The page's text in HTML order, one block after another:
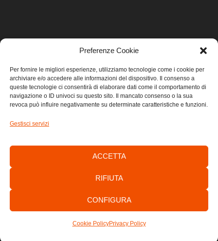
Preferenze Cookie
Per fornire le migliori esperienze, utilizziamo tecnologie come i cookie per
archiviare e/o accedere alle informazioni del dispositivo. Il consenso a
queste tecnologie ci consentirà di elaborare dati come il comportamento di
navigazione o ID univoci su questo sito. Il mancato consenso o la sua
revoca può influire negativamente su determinate caratteristiche e funzioni.
Gestisci servizi
ACCETTA
RIFIUTA
CONFIGURA
Cookie PolicyPrivacy Policy
Home
Privacy